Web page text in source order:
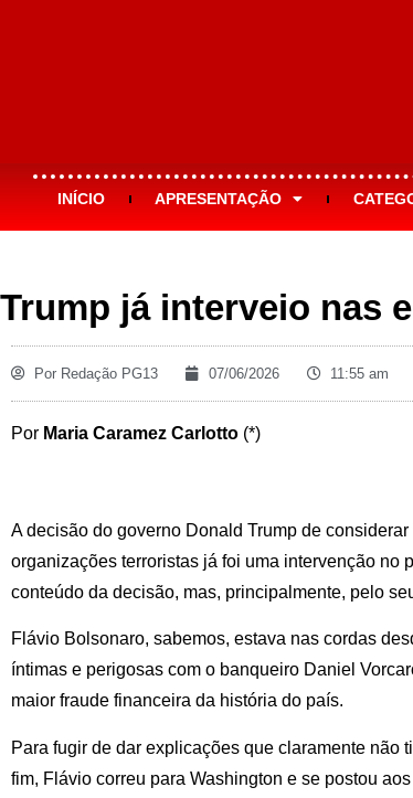
INÍCIO APRESENTAÇÃO
Trump já interveio nas
Por Redação PG13 07/06/2026 11:55 am
Por Maria Caramez Carlotto (*)
A decisão do governo Donald Trump de
organizações terroristas já foi uma intervenção no
conteúdo da decisão, mas, principalmente, pelo
Flávio Bolsonaro, sabemos, estava nas cordas
íntimas e perigosas com o banqueiro Daniel
maior fraude financeira da história do país.
Para fugir de dar explicações que claramente não
fim, Flávio correu para Washington e se postou